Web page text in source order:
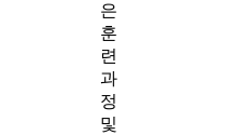
은
훈
련
과
정
및